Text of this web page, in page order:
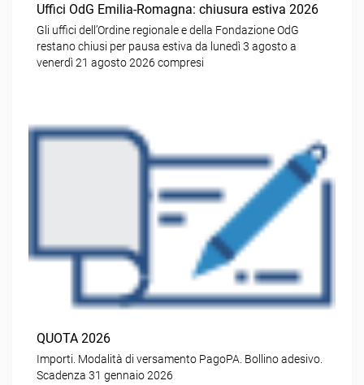
Uffici OdG Emilia-Romagna: chiusura estiva 2026
Gli uffici dell’Ordine regionale e della Fondazione OdG
restano chiusi per pausa estiva da lunedì 3 agosto a
venerdì 21 agosto 2026 compresi
QUOTA 2026
Importi. Modalità di versamento PagoPA. Bollino adesivo.
Scadenza 31 gennaio 2026